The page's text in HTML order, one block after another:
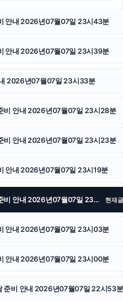
아고다할인코드
인천탐정사무소
인스타그램 좋아요
송파구하수구막힘
수원피부과
중랑구하수구막힘
개인회생대출
수원이혼전문변호사
안내 2026년07월07일 23시43분
안내 2026년07월07일 23시39분
2026년07월07일 23시33분
비 안내 2026년07월07일 23시28분
비 안내 2026년07월07일 23시23분
안내 2026년07월07일 23시19분
노원구하수구막힘 상담 준비 안내 2026년07월07일 23시12분 현재글
안내 2026년07월07일 23시03분
안내 2026년07월07일 23시00분
준비 안내 2026년07월07일 22시53분